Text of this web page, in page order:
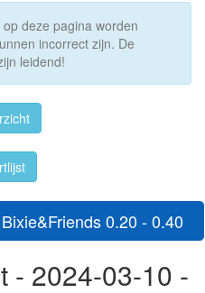
deze pagina worden
incorrect zijn. De
leidend!
0.20 - 0.40
- 2024-03-10 -